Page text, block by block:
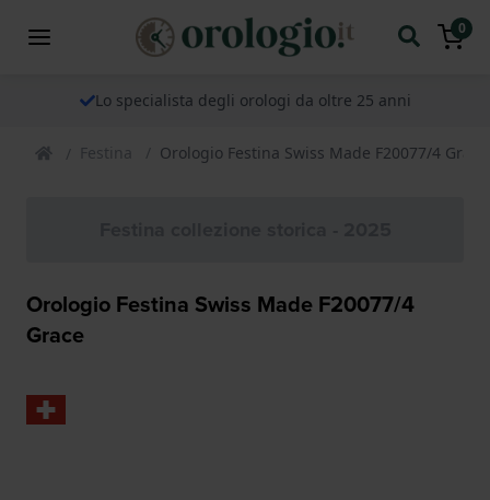
0
Lo specialista degli orologi da oltre 25 anni
Festina Orologio Festina Swiss Made F20077/4 Grace
Orologio Festina Swiss Made F20077/4
Grace